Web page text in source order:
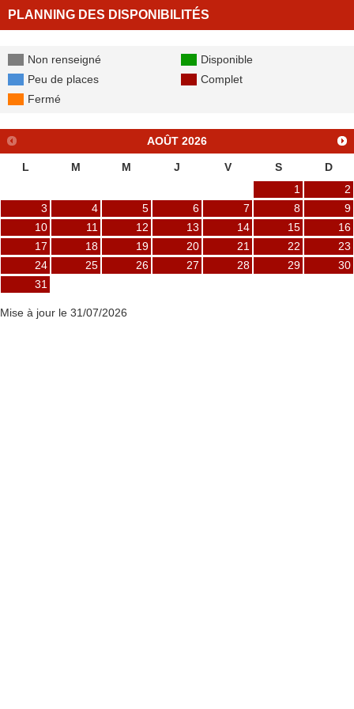
PLANNING DES DISPONIBILITÉS
Non renseigné
Disponible
Peu de places
Complet
Fermé
AOÛT 2026
L M M J V S
D
1
2
3
4 5 6 7 8
9
10
11 12 13 14 15
16
17
18 19 20 21 22
23
24
25 26 27 28 29
30
31
Mise à jour le 31/07/2026